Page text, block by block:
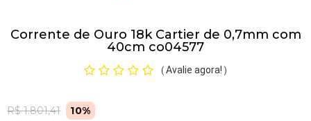
Corrente de Ouro 18k Cartier de 0,7mm com
40cm co04577
( Avalie agora! )
R$ 1.801,41 10%